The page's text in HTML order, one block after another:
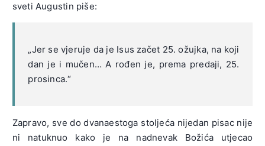
sveti Augustin piše:
„Jer se vjeruje da je Isus začet 25. ožujka, na koji
dan je i mučen… A rođen je, prema predaji, 25.
prosinca.“
Zapravo, sve do dvanaestoga stoljeća nijedan pisac nije
ni natuknuo kako je na nadnevak Božića utjecao